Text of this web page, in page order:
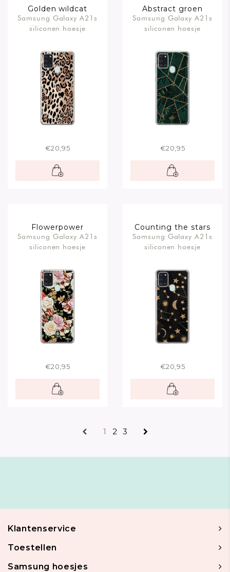
Golden wildcat
Samsung Galaxy A21s
siliconen hoesje
€20,95
Abstract groen
Samsung Galaxy A21s
siliconen hoesje
€20,95
Flowerpower
Samsung Galaxy A21s
siliconen hoesje
€20,95
Counting the stars
Samsung Galaxy A21s
siliconen hoesje
€20,95
1 2 3
Klantenservice
Toestellen
Samsung hoesjes